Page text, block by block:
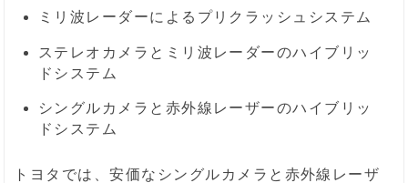
ミリ波レーダーによるプリクラッシュシステム
ステレオカメラとミリ波レーダーのハイブリッ
ドシステム
シングルカメラと赤外線レーザーのハイブリッ
ドシステム
トヨタでは、安価なシングルカメラと赤外線レーザ